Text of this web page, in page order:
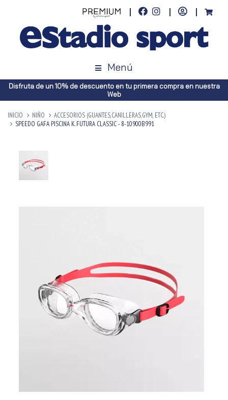
Menú
Disfruta de un 10% de descuento en tu primera compra en nuestra
Web
INICIO NIÑO
ACCESORIOS (GUANTES,CANILLERAS,GYM, ETC.)
SPEEDO GAFA PISCINA K. FUTURA CLASSIC - 8-10900B991